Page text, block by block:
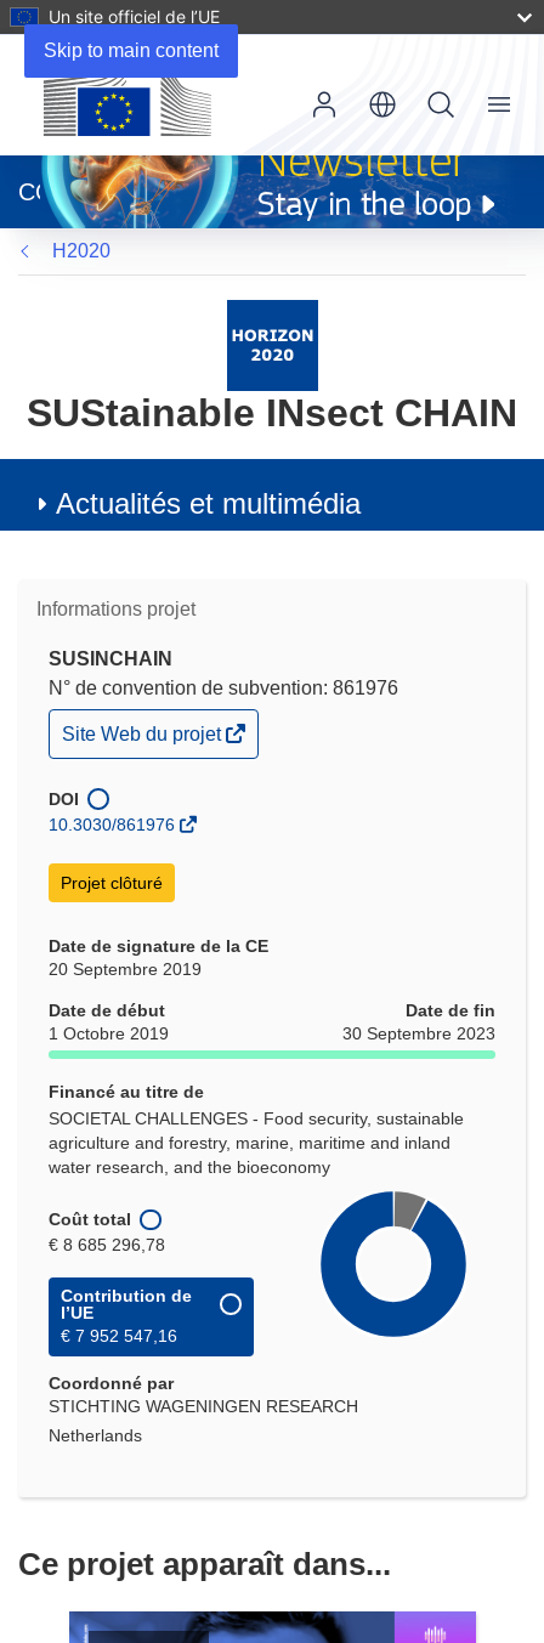
Skip to main content
Un site officiel de l’UE
dans
une
nouvelle
fenêtre)
CORDIS
Menu
H2020
SUStainable INsect CHAIN
Actualités et multimédia
Informations projet
SUSINCHAIN
N° de convention de subvention: 861976
(s’ouvre
dans
nouvelle
fenêtre)
Site Web du projet
DOI
10.3030/861976
Projet clôturé
Date de signature de la CE
20 Septembre 2019
Date de début
1 Octobre 2019
Date de fin
30 Septembre 2023
Financé au titre de
SOCIETAL CHALLENGES - Food security, sustainable
agriculture and forestry, marine, maritime and inland
water research, and the bioeconomy
Coût total
€ 8 685 296,78
Contribution de
l’UE
€ 7 952 547,16
Coordonné par
STICHTING WAGENINGEN RESEARCH
Netherlands
Ce projet apparaît dans...